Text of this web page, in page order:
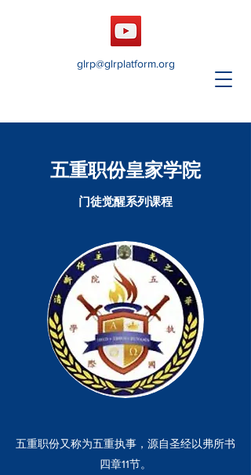
glrp@glrplatform.org
五重职份皇家学院
门徒觉醒系列课程
五重职份又称为五重执事，源自圣经以弗所书
四章11节。